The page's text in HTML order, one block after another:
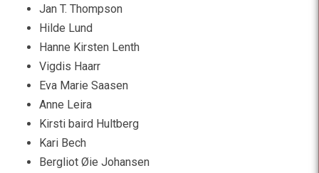
Jan T. Thompson
Hilde Lund
Hanne Kirsten Lenth
Vigdis Haarr
Eva Marie Saasen
Anne Leira
Kirsti baird Hultberg
Kari Bech
Bergliot Øie Johansen